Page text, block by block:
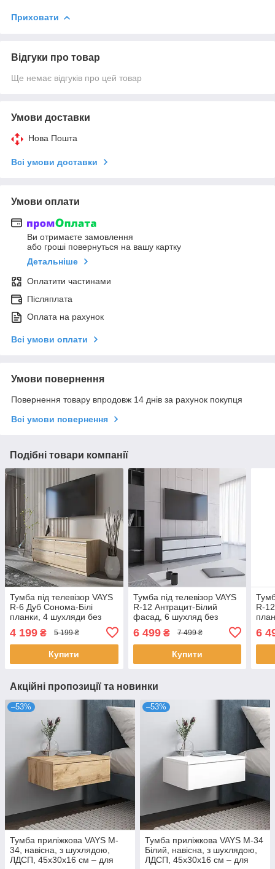
Приховати
Відгуки про товар
Ще немає відгуків про цей товар
Умови доставки
Нова Пошта
Всі умови доставки
Умови оплати
Ви отримаєте замовлення
або гроші повернуться на вашу картку
Детальніше
Оплатити частинами
Післяплата
Оплата на рахунок
Всі умови оплати
Умови повернення
Повернення товару впродовж 14 днів за рахунок покупця
Всі умови повернення
Подібні товари компанії
Тумба під телевізор VAYS
R-6 Дуб Сонома-Білі
планки, 4 шухляди без
ручок, ЛДСП, 140×40×53
см
4 199 ₴ 5 199 ₴
Купити
Тумба під телевізор VAYS
R-12 Антрацит-Білий
фасад, 6 шухляд без
ручок, ЛДСП, 180×40×53
см
6 499₴ 7 499 ₴
Купити
R-
см
6
Акційні пропозиції та новинки
–53%
Тумба приліжкова VAYS M-
34, навісна, з шухлядою,
ЛДСП, 45х30х16 см – для
–53%
Тумба приліжкова VAYS M-34
Білий, навісна, з шухлядою,
ЛДСП, 45х30х16 см – для